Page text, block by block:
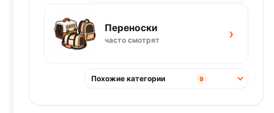
Переноски
часто смотрят ›
Похожие категории 9